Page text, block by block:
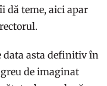
dă teme, aici apar
data asta definitiv în
de imaginat